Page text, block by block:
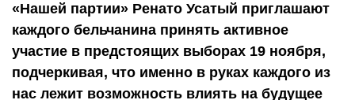
«Нашей партии» Ренато Усатый приглашают
каждого бельчанина принять активное
участие в предстоящих выборах 19 ноября,
подчеркивая, что именно в руках каждого из
нас лежит возможность влиять на будущее